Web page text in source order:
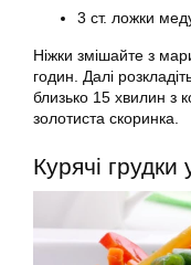
3 ст. ложки
Ніжки змішайте з
годин. Далі
близько 15 хвилин з
золотиста скоринка.
Курячі грудки